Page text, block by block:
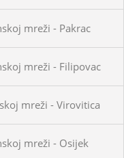
mreži - Pakrac
mreži - Filipovac
mreži - Virovitica
mreži - Osijek